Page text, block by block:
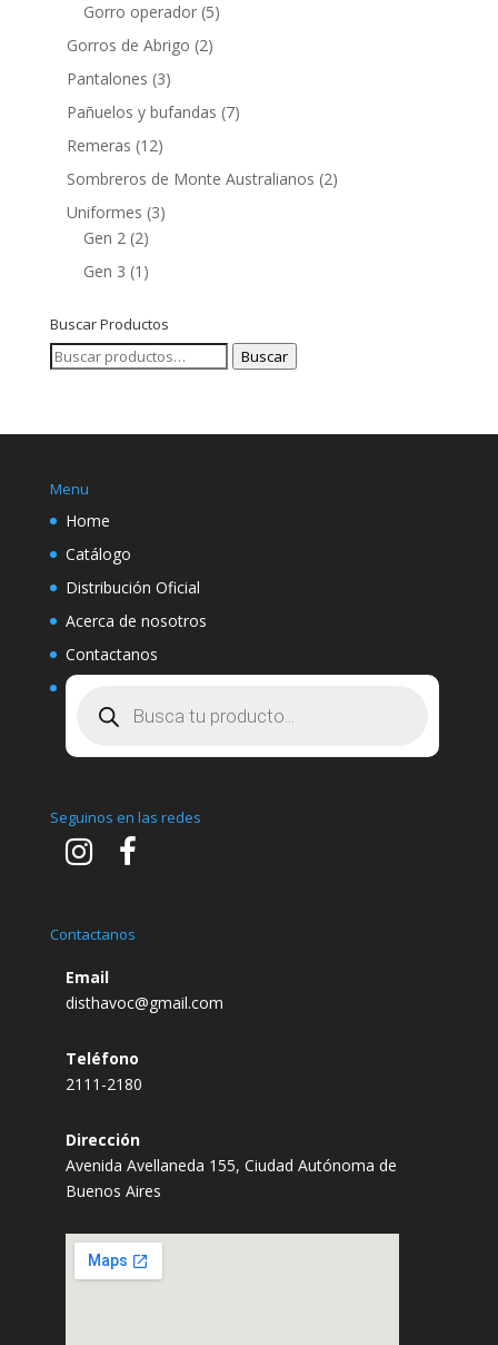
Gorro operador (5)
Gorros de Abrigo (2)
Pantalones (3)
Pañuelos y bufandas (7)
Remeras (12)
Sombreros de Monte Australianos (2)
Uniformes (3)
Gen 2 (2)
Gen 3 (1)
Buscar Productos
Buscar
Buscar
Menu
Home
Catálogo
Distribución Oficial
Acerca de nosotros
Contactanos
Seguinos en las redes
Contactanos
Email
disthavoc@gmail.com
Teléfono
2111-2180
Dirección
Avenida Avellaneda 155, Ciudad Autónoma de
Buenos Aires